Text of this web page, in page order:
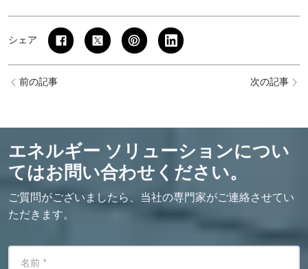
シェア
前の記事 次の記事
エネルギー ソリューションについ
てはお問い合わせください。
ご質問がございましたら、当社の専門家がご連絡させてい
ただきます。
名前 *